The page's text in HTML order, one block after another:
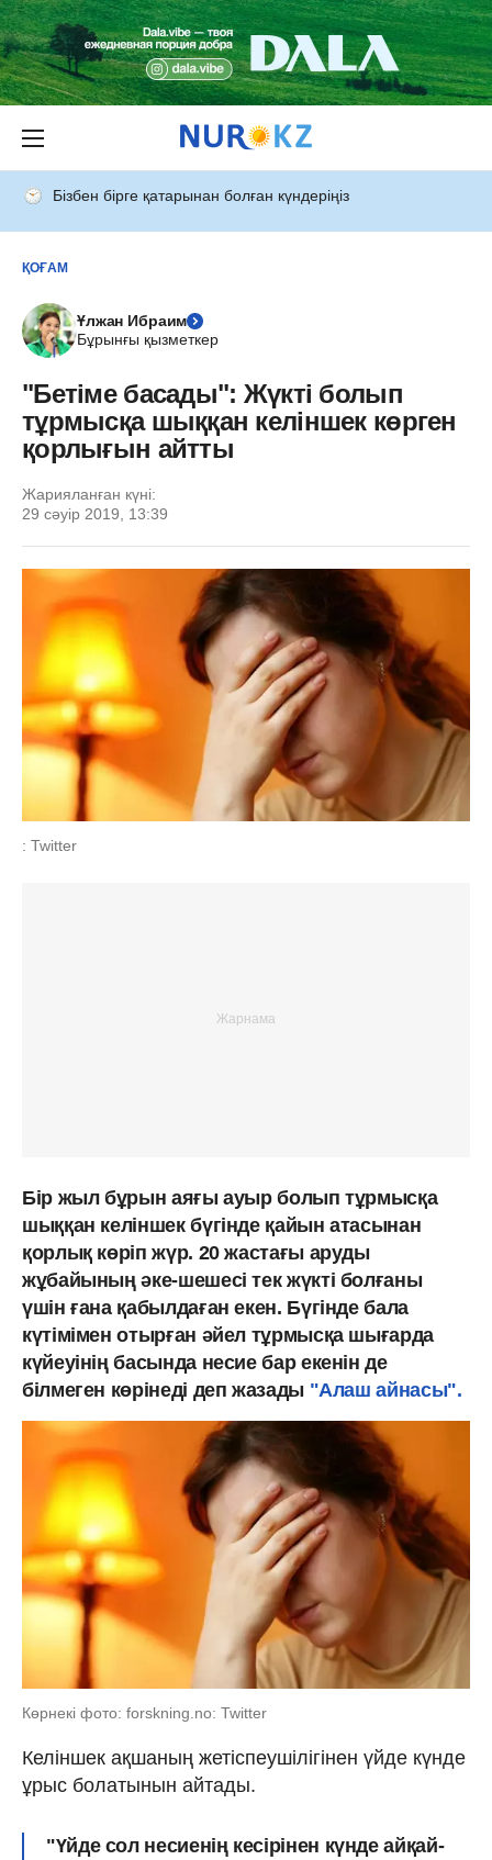
Бізбен бірге қатарынан болған күндеріңіз
ҚОҒАМ
Ұлжан Ибраим
Бұрынғы қызметкер
"Бетіме басады": Жүкті болып
тұрмысқа шыққан келіншек көрген
қорлығын айтты
Жарияланған күні:
29 сәуір 2019, 13:39
: Twitter
Бір жыл бұрын аяғы ауыр болып тұрмысқа
шыққан келіншек бүгінде қайын атасынан
қорлық көріп жүр. 20 жастағы аруды
жұбайының әке-шешесі тек жүкті болғаны
үшін ғана қабылдаған екен. Бүгінде бала
күтімімен отырған әйел тұрмысқа шығарда
күйеуінің басында несие бар екенін де
білмеген көрінеді деп жазады "Алаш айнасы".
Көрнекі фото: forskning.no: Twitter
Келіншек ақшаның жетіспеушілігінен үйде күнде
ұрыс болатынын айтады.
"Үйде сол несиенің кесірінен күнде айқай-